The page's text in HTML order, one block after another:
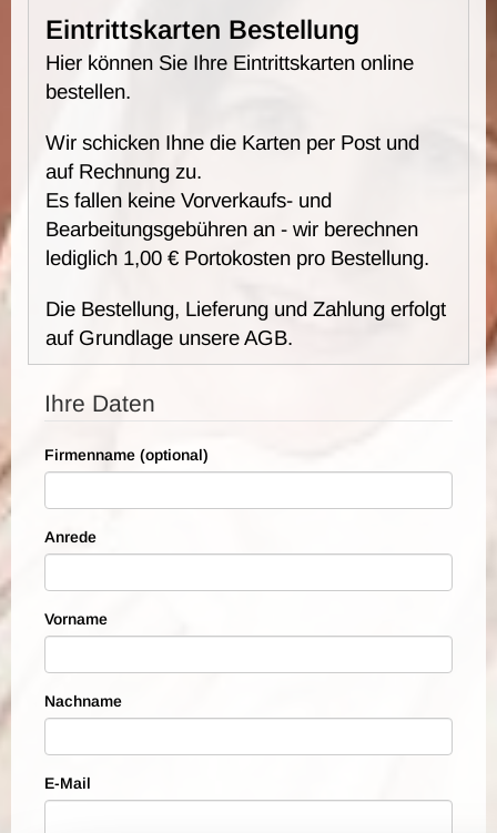
Eintrittskarten Bestellung
Hier können Sie Ihre Eintrittskarten online
bestellen.
Wir schicken Ihne die Karten per Post und
auf Rechnung zu.
Es fallen keine Vorverkaufs- und
Bearbeitungsgebühren an - wir berechnen
lediglich 1,00 € Portokosten pro Bestellung.
Die Bestellung, Lieferung und Zahlung erfolgt
auf Grundlage unsere AGB.
Ihre Daten
Firmenname (optional)
Anrede
Vorname
Nachname
E-Mail